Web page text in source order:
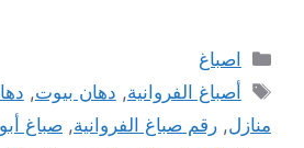
التصنيفات
اصباغ
الوسوم
أصباغ الفروانية, دهان بيوت,
منازل, رقم صباغ الفروانية, صباغ